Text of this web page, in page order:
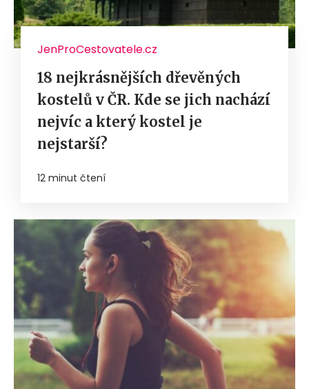
JenProCestovatele.cz
18 nejkrásnějších dřevěných
kostelů v ČR. Kde se jich nachází
nejvíc a který kostel je
nejstarší?
12 minut čtení